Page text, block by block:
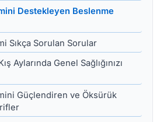
Destekleyen Beslenme
Sıkça Sorulan Sorular
Aylarında Genel Sağlığınızı
Güçlendiren ve Öksürük